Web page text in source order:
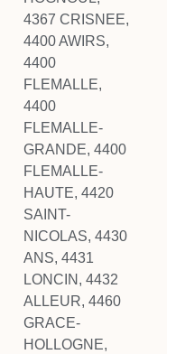
4367 CRISNEE,
4400 AWIRS,
4400
FLEMALLE,
4400
FLEMALLE-
GRANDE, 4400
FLEMALLE-
HAUTE, 4420
SAINT-
NICOLAS, 4430
ANS, 4431
LONCIN , 4432
ALLEUR, 4460
GRACE-
HOLLOGNE,